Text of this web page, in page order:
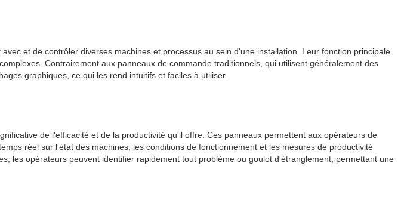
et de contrôler diverses machines et processus au sein d'une installation. Leur fonction principale
Contrairement aux panneaux de commande traditionnels, qui utilisent généralement des
graphiques, ce qui les rend intuitifs et faciles à utiliser.
de l'efficacité et de la productivité qu'il offre. Ces panneaux permettent aux opérateurs de
réel sur l'état des machines, les conditions de fonctionnement et les mesures de productivité
les opérateurs peuvent identifier rapidement tout problème ou goulot d'étranglement, permettant une